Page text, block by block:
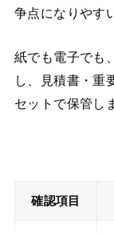
争点になりやす
紙でも電子でも
し、見積書・重
セットで保管し
確認項目